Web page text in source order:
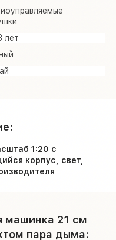
лет
1:20 с
корпус, свет,
машинка 21 см
пара дыма: